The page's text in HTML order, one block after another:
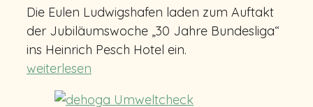
Die Eulen Ludwigshafen laden zum Auftakt
der Jubiläumswoche „30 Jahre Bundesliga“
ins Heinrich Pesch Hotel ein.
weiterlesen